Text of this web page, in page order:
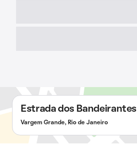
Estrada dos Bandeirantes
Vargem Grande, Rio de Janeiro